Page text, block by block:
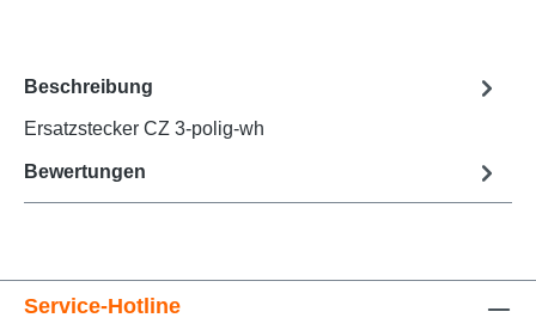
Beschreibung
Ersatzstecker CZ 3-polig-wh
Bewertungen
Service-Hotline